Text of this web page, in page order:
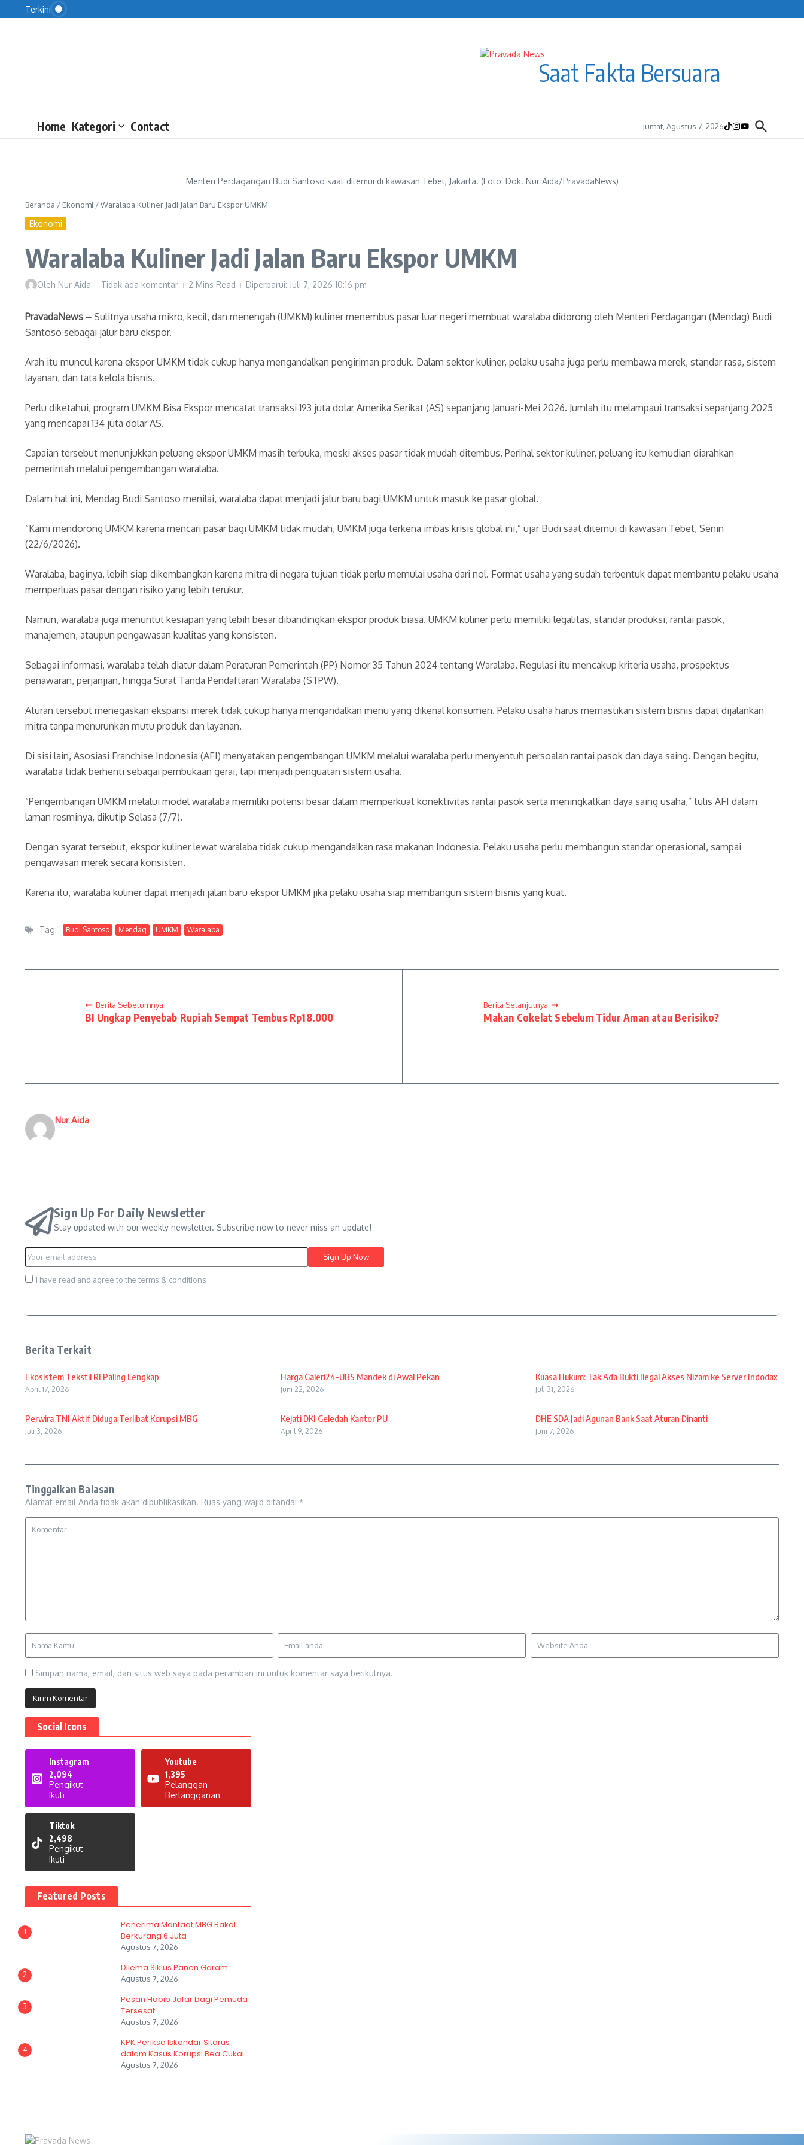
Lewati ke konten
Terkini
Saat Fakta Bersuara
Home Kategori Contact Jumat, Agustus 7, 2026
Menteri Perdagangan Budi Santoso saat ditemui di kawasan Tebet, Jakarta. (Foto: Dok. Nur Aida/PravadaNews)
Beranda / Ekonomi /Waralaba Kuliner Jadi Jalan Baru Ekspor UMKM
Ekonomi
Waralaba Kuliner Jadi Jalan Baru Ekspor UMKM
Oleh Nur Aida Tidak ada komentar 2 Mins Read Diperbarui: Juli 7, 2026 10:16 pm
PravadaNews – Sulitnya usaha mikro, kecil, dan menengah (UMKM) kuliner menembus pasar luar negeri membuat waralaba didorong oleh Menteri Perdagangan (Mendag) Budi
Santoso sebagai jalur baru ekspor.
Arah itu muncul karena ekspor UMKM tidak cukup hanya mengandalkan pengiriman produk. Dalam sektor kuliner, pelaku usaha juga perlu membawa merek, standar rasa, sistem
layanan, dan tata kelola bisnis.
Perlu diketahui, program UMKM Bisa Ekspor mencatat transaksi 193 juta dolar Amerika Serikat (AS) sepanjang Januari-Mei 2026. Jumlah itu melampaui transaksi sepanjang 2025
yang mencapai 134 juta dolar AS.
Capaian tersebut menunjukkan peluang ekspor UMKM masih terbuka, meski akses pasar tidak mudah ditembus. Perihal sektor kuliner, peluang itu kemudian diarahkan
pemerintah melalui pengembangan waralaba.
Dalam hal ini, Mendag Budi Santoso menilai, waralaba dapat menjadi jalur baru bagi UMKM untuk masuk ke pasar global.
“Kami mendorong UMKM karena mencari pasar bagi UMKM tidak mudah, UMKM juga terkena imbas krisis global ini,” ujar Budi saat ditemui di kawasan Tebet, Senin
(22/6/2026).
Waralaba, baginya, lebih siap dikembangkan karena mitra di negara tujuan tidak perlu memulai usaha dari nol. Format usaha yang sudah terbentuk dapat membantu pelaku usaha
memperluas pasar dengan risiko yang lebih terukur.
Namun, waralaba juga menuntut kesiapan yang lebih besar dibandingkan ekspor produk biasa. UMKM kuliner perlu memiliki legalitas, standar produksi, rantai pasok,
manajemen, ataupun pengawasan kualitas yang konsisten.
Sebagai informasi, waralaba telah diatur dalam Peraturan Pemerintah (PP) Nomor 35 Tahun 2024 tentang Waralaba. Regulasi itu mencakup kriteria usaha, prospektus
penawaran, perjanjian, hingga Surat Tanda Pendaftaran Waralaba (STPW).
Aturan tersebut menegaskan ekspansi merek tidak cukup hanya mengandalkan menu yang dikenal konsumen. Pelaku usaha harus memastikan sistem bisnis dapat dijalankan
mitra tanpa menurunkan mutu produk dan layanan.
Di sisi lain, Asosiasi Franchise Indonesia (AFI) menyatakan pengembangan UMKM melalui waralaba perlu menyentuh persoalan rantai pasok dan daya saing. Dengan begitu,
waralaba tidak berhenti sebagai pembukaan gerai, tapi menjadi penguatan sistem usaha.
“Pengembangan UMKM melalui model waralaba memiliki potensi besar dalam memperkuat konektivitas rantai pasok serta meningkatkan daya saing usaha,” tulis AFI dalam
laman resminya, dikutip Selasa (7/7).
Dengan syarat tersebut, ekspor kuliner lewat waralaba tidak cukup mengandalkan rasa makanan Indonesia. Pelaku usaha perlu membangun standar operasional, sampai
pengawasan merek secara konsisten.
Karena itu, waralaba kuliner dapat menjadi jalan baru ekspor UMKM jika pelaku usaha siap membangun sistem bisnis yang kuat.
Tag: Budi Santoso Mendag UMKM Waralaba
Berita Sebelumnya
BI Ungkap Penyebab Rupiah Sempat Tembus Rp18.000
Berita Selanjutnya
Makan Cokelat Sebelum Tidur Aman atau Berisiko?
Nur Aida
Sign Up For Daily Newsletter
Stay updated with our weekly newsletter. Subscribe now to never miss an update!
I have read and agree to the terms & conditions
Berita Terkait
Ekosistem Tekstil RI Paling Lengkap
April 17, 2026
Harga Galeri24-UBS Mandek di Awal Pekan
Juni 22, 2026
Kuasa Hukum: Tak Ada Bukti Ilegal Akses Nizam ke Server Indodax
Juli 31, 2026
Perwira TNI Aktif Diduga Terlibat Korupsi MBG
Juli 3, 2026
Kejati DKI Geledah Kantor PU
April 9, 2026
DHE SDA Jadi Agunan Bank Saat Aturan Dinanti
Juni 7, 2026
Tinggalkan Balasan
Alamat email Anda tidak akan dipublikasikan. Ruas yang wajib ditandai *
Simpan nama, email, dan situs web saya pada peramban ini untuk komentar saya berikutnya.
Social Icons
Instagram
2,094
Pengikut
Ikuti
Youtube
1,395
Pelanggan
Berlangganan
Tiktok
2,498
Pengikut
Ikuti
Featured Posts
1
Penerima Manfaat MBG Bakal
Berkurang 6 Juta
Agustus 7, 2026
2
Dilema Siklus Panen Garam
Agustus 7, 2026
3
Pesan Habib Jafar bagi Pemuda
Tersesat
Agustus 7, 2026
4
KPK Periksa Iskandar Sitorus
dalam Kasus Korupsi Bea Cukai
Agustus 7, 2026